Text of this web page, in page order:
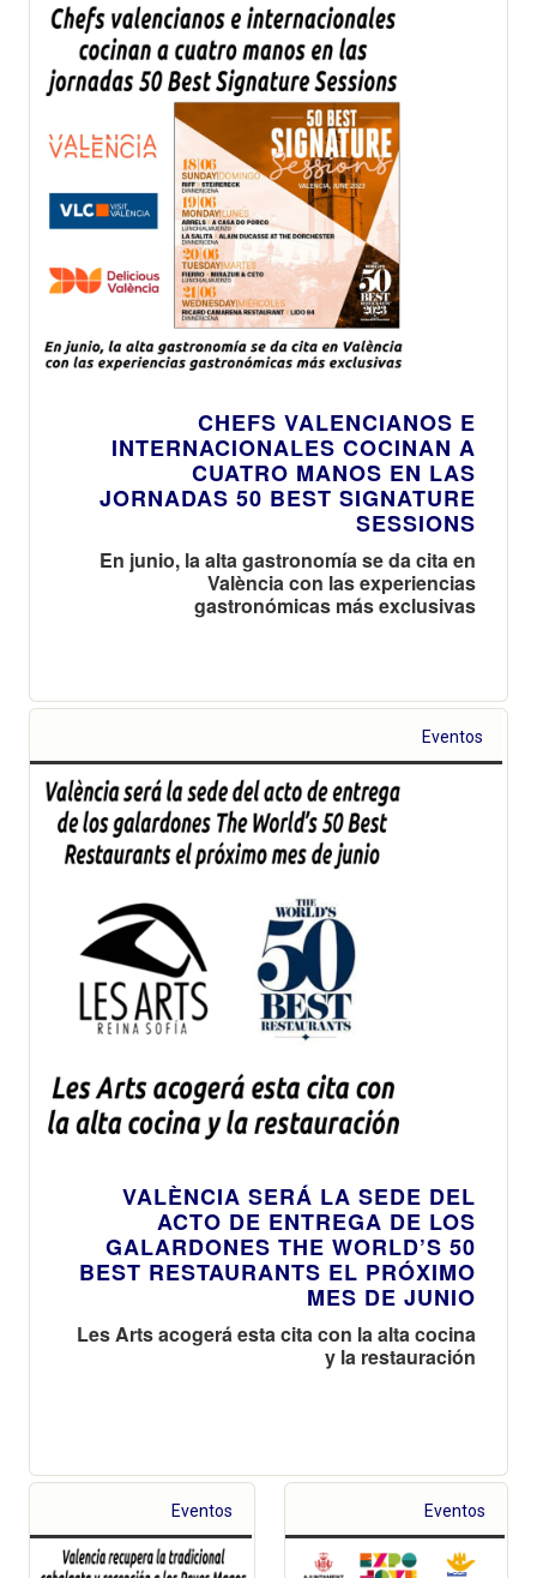
CHEFS VALENCIANOS E
INTERNACIONALES COCINAN A
CUATRO MANOS EN LAS
JORNADAS 50 BEST SIGNATURE
SESSIONS
En junio, la alta gastronomía se da cita en
València con las experiencias
gastronómicas más exclusivas
Eventos
VALÈNCIA SERÁ LA SEDE DEL
ACTO DE ENTREGA DE LOS
GALARDONES THE WORLD’S 50
BEST RESTAURANTS EL PRÓXIMO
MES DE JUNIO
Les Arts acogerá esta cita con la alta cocina
y la restauración
Eventos Eventos